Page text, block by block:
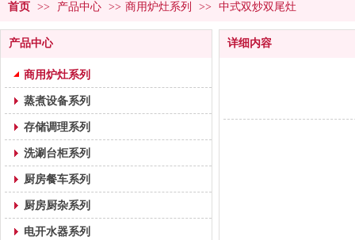
首页 >> 产品中心 >> 商用炉灶系列 >> 中式双炒双尾灶
产品中心
商用炉灶系列
蒸煮设备系列
存储调理系列
洗涮台柜系列
厨房餐车系列
厨房厨杂系列
电开水器系列
详细内容